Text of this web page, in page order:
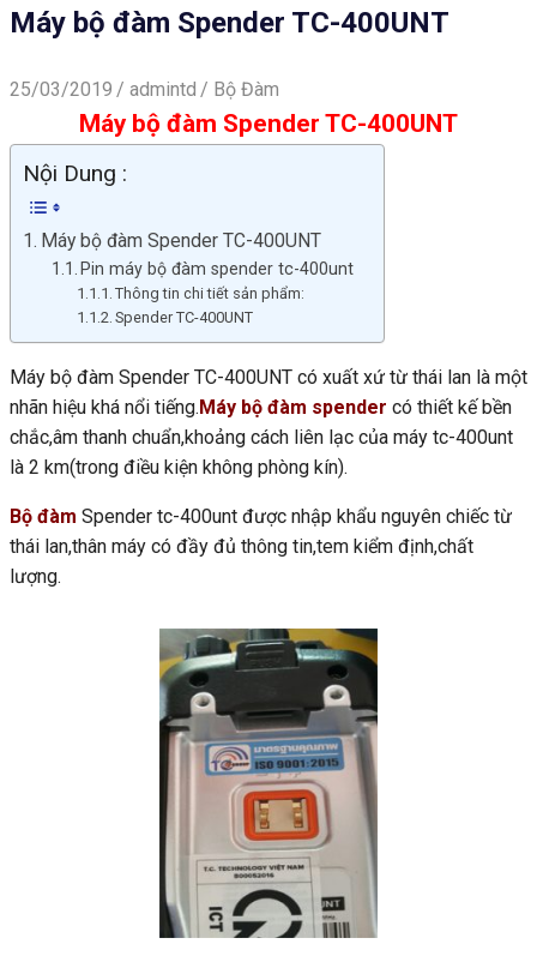
Máy bộ đàm Spender TC-400UNT
25/03/2019 admintd Bộ Đàm
Máy bộ đàm Spender TC-400UNT
Nội Dung :
Máy bộ đàm Spender TC-400UNT
Pin máy bộ đàm spender tc-400unt
Thông tin chi tiết sản phẩm:
Spender TC-400UNT
Máy bộ đàm Spender TC-400UNT có xuất xứ từ thái lan là một
nhãn hiệu khá nổi tiếng.Máy bộ đàm spender có thiết kế bền
chắc,âm thanh chuẩn,khoảng cách liên lạc của máy tc-400unt
là 2 km(trong điều kiện không phòng kín).
Bộ đàm Spender tc-400unt được nhập khẩu nguyên chiếc từ
thái lan,thân máy có đầy đủ thông tin,tem kiểm định,chất
lượng.